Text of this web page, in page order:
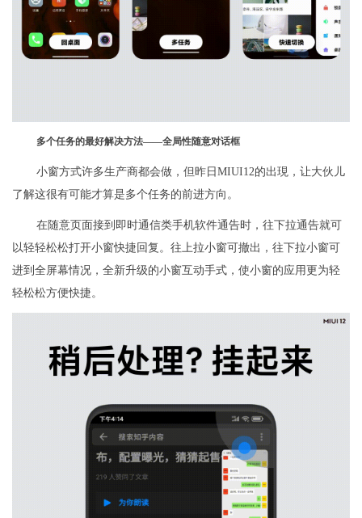
多个任务的最好解决方法——全局性随意对话框
小窗方式许多生产商都会做，但昨日MIUI12的出現，让大伙儿
了解这很有可能才算是多个任务的前进方向。
在随意页面接到即时通信类手机软件通告时，往下拉通告就可
以轻轻松松打开小窗快捷回复。往上拉小窗可撤出，往下拉小窗可
进到全屏幕情况，全新升级的小窗互动手式，使小窗的应用更为轻
轻松松方便快捷。